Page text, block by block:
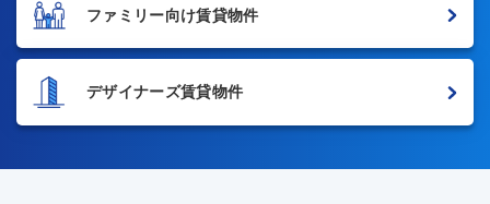
ファミリー向け賃貸物件
デザイナーズ賃貸物件